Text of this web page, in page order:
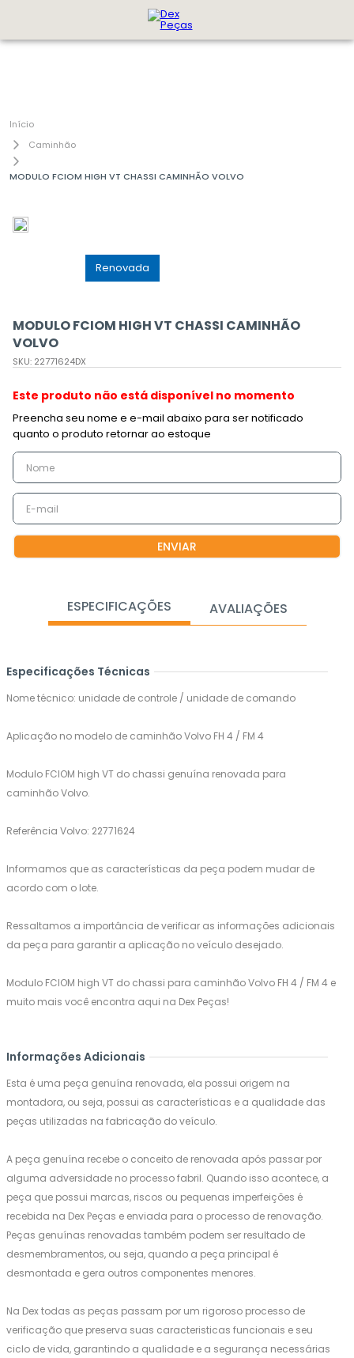
Caminhão
MODULO FCIOM HIGH VT CHASSI CAMINHÃO VOLVO
Renovada
MODULO FCIOM HIGH VT CHASSI CAMINHÃO
VOLVO
SKU: 22771624DX
Este produto não está disponível no momento
ENVIAR
ESPECIFICAÇÕES AVALIAÇÕES
Especificações Técnicas
Nome técnico: unidade de controle / unidade de comando
Aplicação no modelo de caminhão Volvo FH 4 / FM 4
Modulo FCIOM high VT do chassi genuína renovada para
caminhão Volvo.
Referência Volvo: 22771624
Informamos que as características da peça podem mudar de
acordo com o lote.
Ressaltamos a importância de verificar as informações adicionais
da peça para garantir a aplicação no veículo desejado.
Modulo FCIOM high VT do chassi para caminhão Volvo FH 4 / FM 4 e
muito mais você encontra aqui na Dex Peças!
Informações Adicionais
Esta é uma peça genuína renovada, ela possui origem na
montadora, ou seja, possui as características e a qualidade das
peças utilizadas na fabricação do veículo.
A peça genuína recebe o conceito de renovada após passar por
alguma adversidade no processo fabril. Quando isso acontece, a
peça que possui marcas, riscos ou pequenas imperfeições é
recebida na Dex Peças e enviada para o processo de renovação.
Peças genuínas renovadas também podem ser resultado de
desmembramentos, ou seja, quando a peça principal é
desmontada e gera outros componentes menores.
Na Dex todas as peças passam por um rigoroso processo de
verificação que preserva suas caracteristicas funcionais e seu
ciclo de vida, garantindo a qualidade e a segurança necessárias